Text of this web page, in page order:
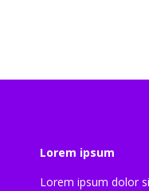
Lorem ipsum
Lorem ipsum dolor